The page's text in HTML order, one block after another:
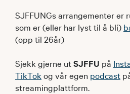
SJFFUNGs arrangementer er
som er (eller har lyst til å bli)
(opp til 26år)
Sjekk gjerne utSJFFU på
TikTok og vår egen podcast
streamingplattform.